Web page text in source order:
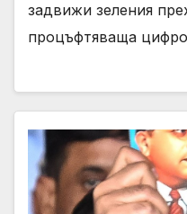
задвижи зеления
процъфтяваща